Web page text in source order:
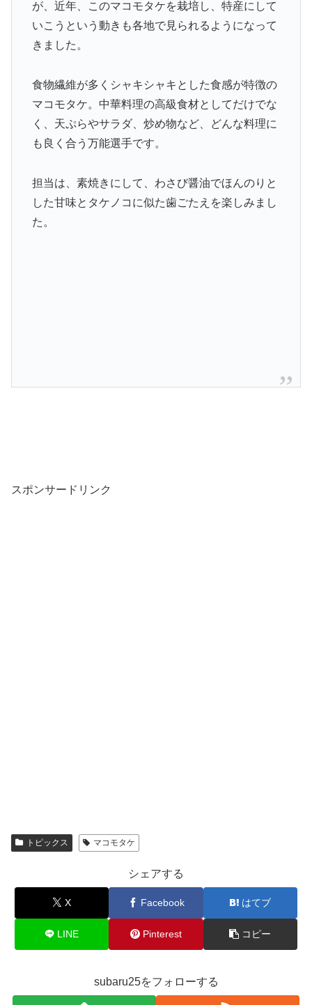
が、近年、このマコモタケを栽培し、特産にして
いこうという動きも各地で見られるようになって
きました。
食物繊維が多くシャキシャキとした食感が特徴の
マコモタケ。中華料理の高級食材としてだけでな
く、天ぷらやサラダ、炒め物など、どんな料理に
も良く合う万能選手です。
担当は、素焼きにして、わさび醤油でほんのりと
した甘味とタケノコに似た歯ごたえを楽しみまし
た。
スポンサードリンク
トピックス マコモタケ
シェアする
X Facebook はてブ
LINE Pinterest コピー
subaru25をフォローする